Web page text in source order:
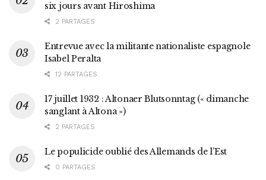
six jours avant Hiroshima
2 PARTAGES
Entrevue avec la militante nationaliste espagnole
Isabel Peralta
12 PARTAGES
17 juillet 1932 : Altonaer Blutsonntag (« dimanche
sanglant à Altona »)
2 PARTAGES
Le populicide oublié des Allemands de l’Est
0 PARTAGES